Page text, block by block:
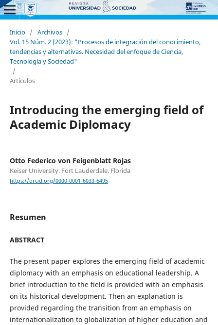
Inicio / Archivos /
Vol. 15 Núm. 2 (2023): "Procesos de integración del conocimiento,
tendencias y alternativas. Necesidad del enfoque de Ciencia,
Tecnología y Sociedad"
/
Artículos
Introducing the emerging field of
Academic Diplomacy
Otto Federico von Feigenblatt Rojas
Keiser University. Fort Lauderdale. Florida
https://orcid.org/0000-0001-6033-6495
Resumen
ABSTRACT
The present paper explores the emerging field of academic
diplomacy with an emphasis on educational leadership. A
brief introduction to the field is provided with an emphasis
on its historical development. Then an explanation is
provided regarding the transition from an emphasis on
internationalization to globalization of higher education and